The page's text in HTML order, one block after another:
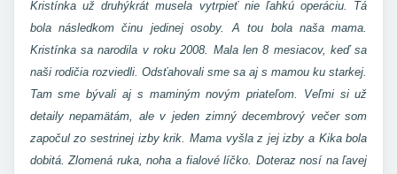
Kristínka už druhýkrát musela vytrpieť nie ľahkú operáciu. Tá
bola následkom činu jedinej osoby. A tou bola naša mama.
Kristínka sa narodila v roku 2008. Mala len 8 mesiacov, keď sa
naši rodičia rozviedli. Odsťahovali sme sa aj s mamou ku starkej.
Tam sme bývali aj s maminým novým priateľom. Veľmi si už
detaily nepamätám, ale v jeden zimný decembrový večer som
započul zo sestrinej izby krik. Mama vyšla z jej izby a Kika bola
dobitá. Zlomená ruka, noha a fialové líčko. Doteraz nosí na ľavej